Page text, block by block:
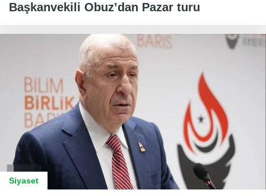
Başkanvekili Obuz’dan Pazar turu
Siyaset